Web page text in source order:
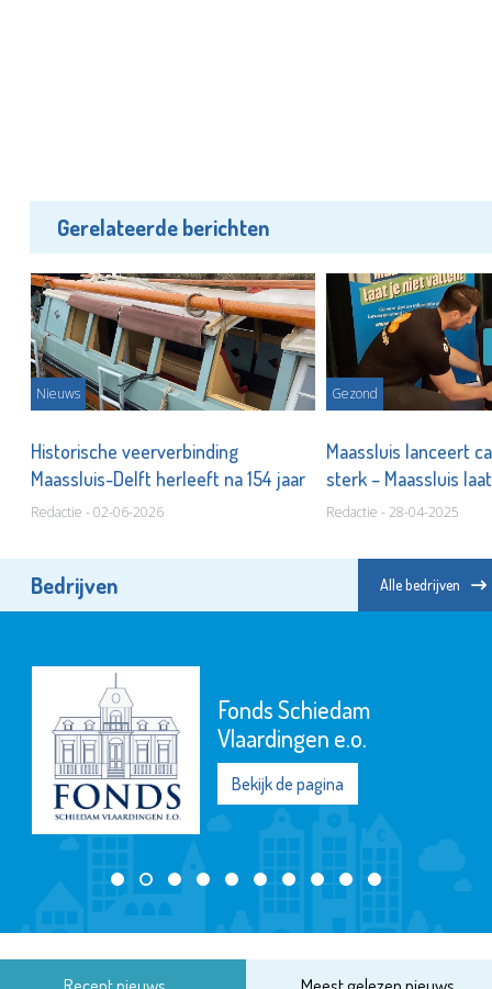
Gerelateerde berichten
Nieuws
Historische veerverbinding
Maassluis-Delft herleeft na 154 jaar
Redactie - 02-06-2026
Gezond
Maassluis lanceert
sterk – Maassluis
Redactie - 28-04-2025
Bedrijven Alle bedrijven
Fonds Schiedam
Vlaardingen e.o.
Bekijk de pagina